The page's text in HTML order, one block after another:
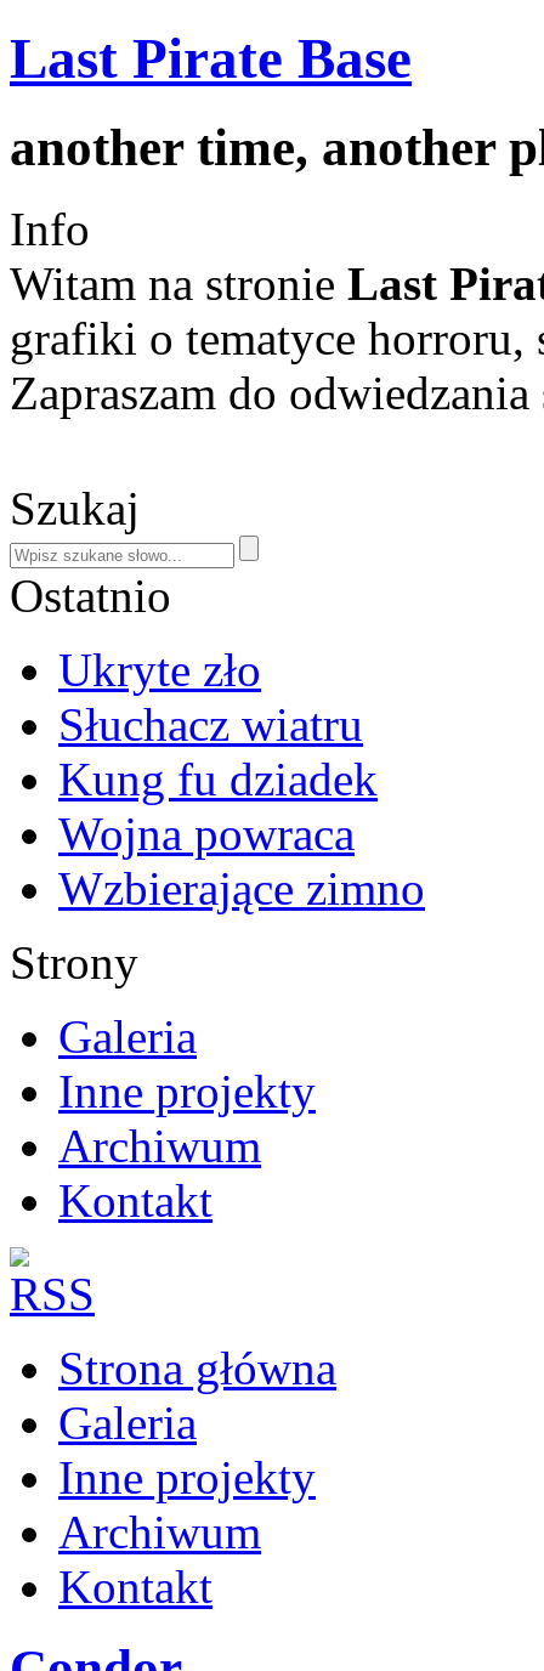
Last Pirate Base
another time, another
Info
Witam na stronie Last
grafiki o tematyce horroru,
Zapraszam do
Szukaj
Ostatnio
Ukryte zło
Słuchacz wiatru
Kung fu dziadek
Wojna powraca
Wzbierające zimno
Strony
Galeria
Inne projekty
Archiwum
Kontakt
Strona główna
Galeria
Inne projekty
Archiwum
Kontakt